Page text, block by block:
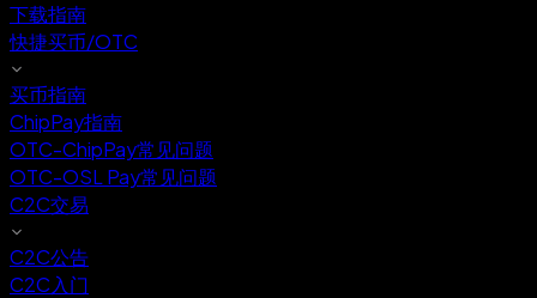
下载指南
快捷买币/OTC
买币指南
ChipPay指南
OTC-ChipPay常见问题
OTC-OSL Pay常见问题
C2C交易
C2C公告
C2C入门